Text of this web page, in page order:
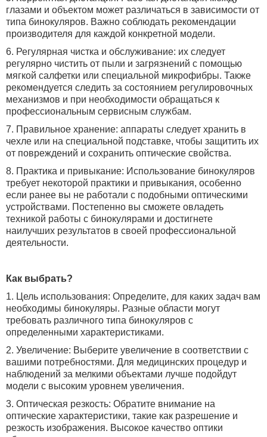
глазами и объектом может различаться в зависимости от
типа бинокуляров. Важно соблюдать рекомендации
производителя для каждой конкретной модели.
6. Регулярная чистка и обслуживание: их следует
регулярно чистить от пыли и загрязнений с помощью
мягкой салфетки или специальной микрофибры. Также
рекомендуется следить за состоянием регулировочных
механизмов и при необходимости обращаться к
профессиональным сервисным службам.
7. Правильное хранение: аппараты следует хранить в
чехле или на специальной подставке, чтобы защитить их
от повреждений и сохранить оптические свойства.
8. Практика и привыкание: Использование бинокуляров
требует некоторой практики и привыкания, особенно
если ранее вы не работали с подобными оптическими
устройствами. Постепенно вы сможете овладеть
техникой работы с бинокулярами и достигнете
наилучших результатов в своей профессиональной
деятельности.
Как выбрать?
1. Цель использования: Определите, для каких задач вам
необходимы бинокуляры. Разные области могут
требовать различного типа бинокуляров с
определенными характеристиками.
2. Увеличение: Выберите увеличение в соответствии с
вашими потребностями. Для медицинских процедур и
наблюдений за мелкими объектами лучше подойдут
модели с высоким уровнем увеличения.
3. Оптическая резкость: Обратите внимание на
оптические характеристики, такие как разрешение и
резкость изображения. Высокое качество оптики